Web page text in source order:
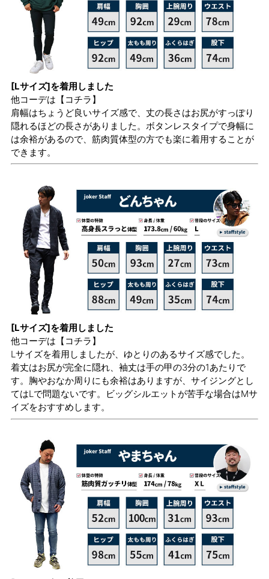
[Lサイズ]を着用しました
他コーデは 【コチラ】
肩幅はちょうど良いサイズ感で、丈の長さはお尻がすっぽり
隠れるほどの長さがありました。ボタンレスタイプで身幅に
は余裕があるので、筋肉質体型の方でも楽に着用することが
できます。
[Lサイズ]を着用しました
他コーデは 【コチラ】
Lサイズを着用しましたが、ゆとりのあるサイズ感でした。
着丈はお尻が完全に隠れ、袖丈は手の甲の3分の1あたりで
す。胸やおなか周りにも余裕はありますが、サイジングとし
てはLで問題ないです。ビッグシルエットが苦手な場合はMサ
イズをおすすめします。